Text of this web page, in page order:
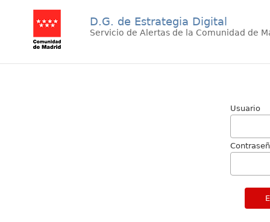
D.G. de Estrategia Digital
Servicio de Alertas de la Comunidad de
Usuario